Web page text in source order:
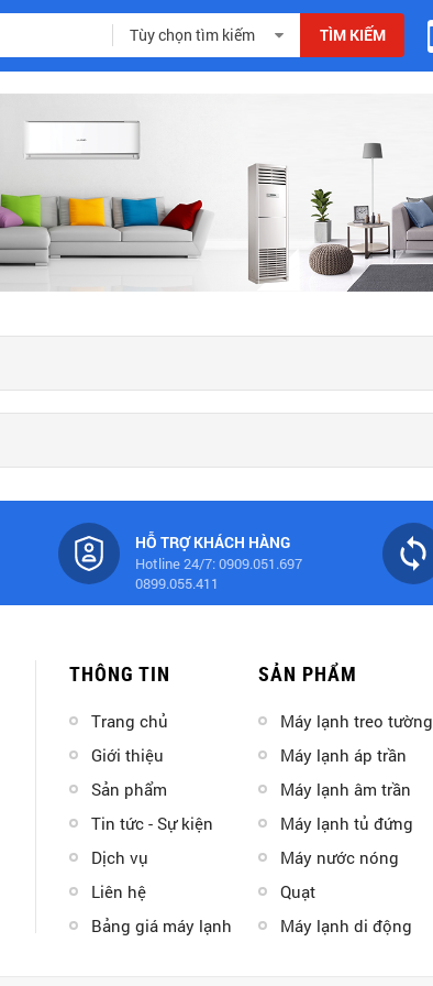
Tùy chọn tìm kiếm TÌM KIẾM
HỖ TRỢ KHÁCH HÀNG
Hotline 24/7: 0909.051.697
0899.055.411
THÔNG TIN
Trang chủ
Giới thiệu
Sản phẩm
Tin tức - Sự kiện
Dịch vụ
Liên hệ
Bảng giá máy lạnh
SẢN PHẨM
Máy lạnh treo tường
Máy lạnh áp trần
Máy lạnh âm trần
Máy lạnh tủ đứng
Máy nước nóng
Quạt
Máy lạnh di động